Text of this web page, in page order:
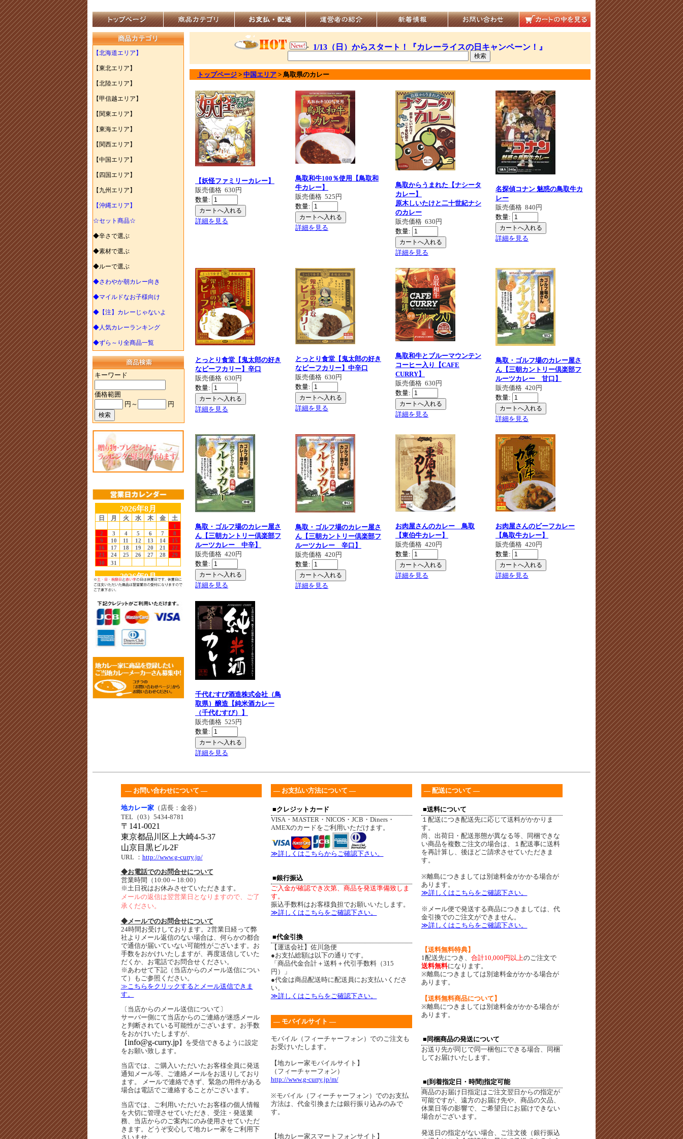
【北海道エリア】
【東北エリア】
【北陸エリア】
【甲信越エリア】
【関東エリア】
【東海エリア】
【関西エリア】
【中国エリア】
【四国エリア】
【九州エリア】
【沖縄エリア】
☆セット商品☆
◆辛さで選ぶ
◆素材で選ぶ
◆ルーで選ぶ
◆さわやか朝カレー向き
◆マイルドなお子様向け
◆【注】カレーじゃないよ
◆人気カレーランキング
◆ずら～り全商品一覧
キーワード
価格範囲
円～
円
トップページ > 中国エリア > 鳥取県のカレー
【妖怪ファミリーカレー】
販売価格 630円
数量:
詳細を見る
鳥取和牛100％使用【鳥取和
牛カレー】
販売価格 525円
数量:
詳細を見る
鳥取からうまれた【ナシータ
カレー】
原木しいたけと二十世紀ナシ
のカレー
販売価格 630円
数量:
詳細を見る
名探偵コナン 魅惑の鳥取牛カ
レー
販売価格 840円
数量:
詳細を見る
とっとり食堂【鬼太郎の好き
なビーフカリー】辛口
販売価格 630円
数量:
詳細を見る
とっとり食堂【鬼太郎の好き
なビーフカリー】中辛口
販売価格 630円
数量:
詳細を見る
鳥取和牛とブルーマウンテン
コーヒー入り【CAFE
CURRY】
販売価格 630円
数量:
詳細を見る
鳥取・ゴルフ場のカレー屋さ
ん【三朝カントリー倶楽部フ
ルーツカレー 甘口】
販売価格 420円
数量:
詳細を見る
鳥取・ゴルフ場のカレー屋さ
ん【三朝カントリー倶楽部フ
ルーツカレー 中辛】
販売価格 420円
数量:
詳細を見る
鳥取・ゴルフ場のカレー屋さ
ん【三朝カントリー倶楽部フ
ルーツカレー 辛口】
販売価格 420円
数量:
詳細を見る
お肉屋さんのカレー 鳥取
【東伯牛カレー】
販売価格 420円
数量:
詳細を見る
お肉屋さんのビーフカレー
【鳥取牛カレー】
販売価格 420円
数量:
詳細を見る
千代むすび酒造株式会社（鳥
取県）醸造【純米酒カレー
（千代むすび）】
販売価格 525円
数量:
詳細を見る
― お問い合わせについて ―
地カレー家（店長：金谷）
TEL（03）5434-8781
〒141-0021
東京都品川区上大崎4-5-37
山京目黒ビル2F
URL： http://www.g-curry.jp/
◆お電話でのお問合せについて
営業時間（10:00～18:00）
※土日祝はお休みさせていただきます。
メールの返信は翌営業日となりますので、ご了
承ください。
◆メールでのお問合せについて
24時間お受けしております。2営業日経って弊
社よりメール返信のない場合は、何らかの都合
で通信が届いていない可能性がございます。お
手数をおかけいたしますが、再度送信していた
だくか、お電話でお問合せください。
※あわせて下記（当店からのメール送信につい
て）もご参照ください。
≫こちらをクリックするとメール送信できま
す。
〔当店からのメール送信について〕
サーバー側にて当店からのご連絡が迷惑メール
と判断されている可能性がございます。お手数
をおかけいたしますが、
【info@g-curry.jp】を受信できるように設定
をお願い致します。
当店では、ご購入いただいたお客様全員に発送
通知メール等、ご連絡メールをお送りしており
ます。 メールで連絡できず、緊急の用件がある
場合は電話でご連絡することがございます。
当店では、ご利用いただいたお客様の個人情報
を大切に管理させていただき、受注・発送業
務、当店からのご案内にのみ使用させていただ
きます。どうぞ安心して地カレー家をご利用下
さいませ。
― お支払い方法について ―
■クレジットカード
VISA・MASTER・NICOS・JCB・Diners・
AMEXのカードをご利用いただけます。
≫詳しくはこちらからご確認下さい。
■銀行振込
ご入金が確認でき次第、商品を発送準備致しま
す。
振込手数料はお客様負担でお願いいたします。
≫詳しくはこちらをご確認下さい。
■代金引換
【運送会社】佐川急便
●お支払総額は以下の通りです。
「商品代金合計＋送料＋代引手数料（315
円）」
●代金は商品配送時に配送員にお支払いくださ
い。
≫詳しくはこちらをご確認下さい。
― モバイルサイト ―
モバイル（フィーチャーフォン）でのご注文も
お受けいたします。
【地カレー家モバイルサイト】
（フィーチャーフォン）
http://www.g-curry.jp/m/
※モバイル（フィーチャーフォン）でのお支払
方法は、代金引換または銀行振り込みのみで
す。
【地カレー家スマートフォンサイト】
― 配送について ―
■送料について
１配送につき配送先に応じて送料がかかりま
す。
尚、出荷日・配送形態が異なる等、同梱できな
い商品を複数ご注文の場合は、１配送事に送料
を再計算し、後ほどご請求させていただきま
す。
※離島につきましては別途料金がかかる場合が
あります。
≫詳しくはこちらをご確認下さい。
※メール便で発送する商品につきましては、代
金引換でのご注文ができません。
≫詳しくはこちらをご確認下さい。
【送料無料特典】
1配送先につき、 合計10,000円以上のご注文で
送料無料になります。
※離島につきましては別途料金がかかる場合が
あります。
【送料無料商品について】
※離島につきましては別途料金がかかる場合が
あります。
■同梱商品の発送について
お送り先が同じで同一梱包にできる場合、同梱
してお届けいたします。
■[到着指定日・時間]指定可能
商品のお届け日指定はご注文翌日からの指定が
可能ですが、遠方のお届け先や、商品の欠品、
休業日等の影響で、ご希望日にお届けできない
場合がございます。
発送日の指定がない場合、ご注文後（銀行振込